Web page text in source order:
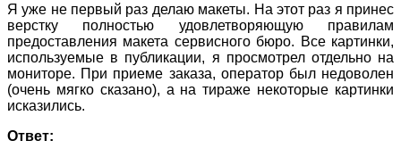
Я уже не первый раз делаю макеты. На этот раз я принес
верстку полностью удовлетворяющую правилам
предоставления макета сервисного бюро. Все картинки,
используемые в публикации, я просмотрел отдельно на
мониторе. При приеме заказа, оператор был недоволен
(очень мягко сказано), а на тираже некоторые картинки
исказились.
Ответ: